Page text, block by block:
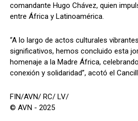
comandante Hugo Chávez, quien
entre África y Latinoamérica.
“A lo largo de actos culturales
significativos, hemos concluido esta
homenaje a la Madre África,
conexión y solidaridad”, acotó el
FIN/AVN/ RC/ LV/
© AVN - 2025